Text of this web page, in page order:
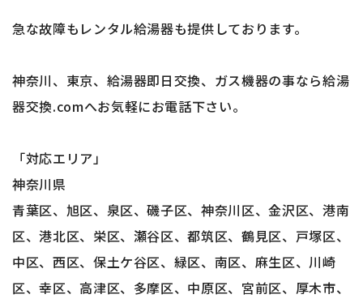
急な故障もレンタル給湯器も提供しております。
神奈川、東京、給湯器即日交換、ガス機器の事なら給湯
器交換.comへお気軽にお電話下さい。
「対応エリア」
神奈川県
青葉区、旭区、泉区、磯子区、神奈川区、金沢区、港南
区、港北区、栄区、瀬谷区、都筑区、鶴見区、戸塚区、
中区、西区、保土ケ谷区、緑区、南区、麻生区、川崎
区、幸区、高津区、多摩区、中原区、宮前区、厚木市、